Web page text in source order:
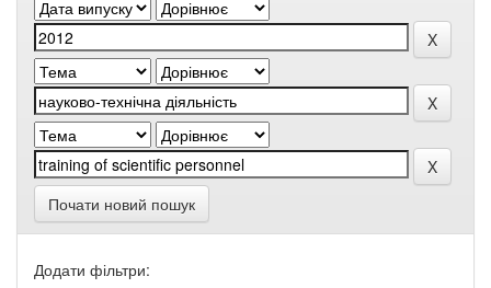
Почати новий пошук
Додати фільтри: